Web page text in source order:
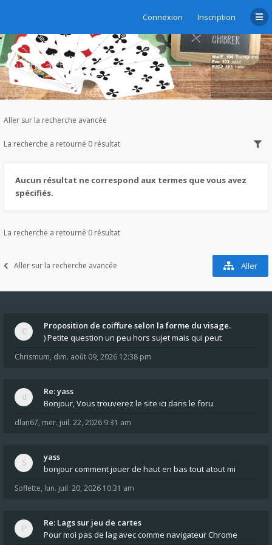
Connexion Inscription
Sujets actifs
Aller sur la recherche avancée
La recherche a retourné 0 résultat
Aucun résultat ne correspond aux termes que vous avez
spécifiés.
La recherche a retourné 0 résultat
Aller sur la recherche avancée Aller
Proposition de coiffure selon la forme du visage.
) Petite question un peu hors sujet mais qui peut
Chrismum, dim. août 09, 2026 12:38 pm
Re: yass
Bonjour, Vous trouverez le site ici dans le foru
dlan67, mer. juil. 22, 2026 9:31 am
yass
bonjour comment jouer de haut en bas tout atout mi
Soflette, lun. juil. 20, 2026 10:31 am
Re: Lags sur jeu de cartes
Pour moi pas de lag avec comme navigateur Chrome